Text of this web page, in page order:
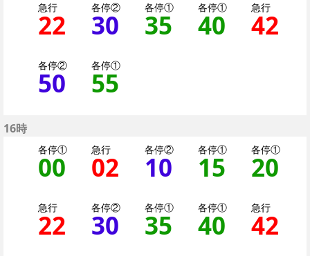
急行
22 22分はつ 急行大井町
各停②
30 30分はつ 各停
各停①
35 35分はつ
各停①
40 40分
急行
42
各停②
50 50分はつ 各停（二
各停①
55
16時
各停①
00 0分はつ 各停（二子
急行
02 2分はつ 急行大
各停②
10 10分はつ
各停①
15 15分
各停①
20
急行
22 22分はつ 急行大井町
各停②
30 30分はつ 各停
各停①
35 35分はつ
各停①
40 40分
急行
42